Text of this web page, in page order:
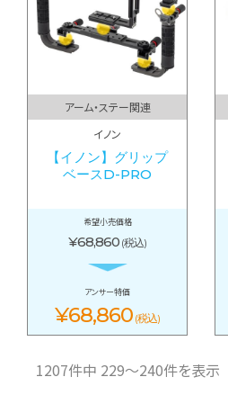
アーム・ステー関連
イノン
【イノン】グリップ
ベースD-PRO
希望小売価格
¥68,860 (税込)
アンサー特価
¥68,860 (税込)
1207件中 229〜240件を表示